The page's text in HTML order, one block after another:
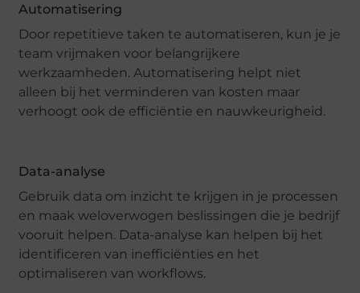
Automatisering
Door repetitieve taken te automatiseren, kun je je
team vrijmaken voor belangrijkere
werkzaamheden. Automatisering helpt niet
alleen bij het verminderen van kosten maar
verhoogt ook de efficiëntie en nauwkeurigheid.
Data-analyse
Gebruik data om inzicht te krijgen in je processen
en maak weloverwogen beslissingen die je bedrijf
vooruit helpen. Data-analyse kan helpen bij het
identificeren van inefficiënties en het
optimaliseren van workflows.